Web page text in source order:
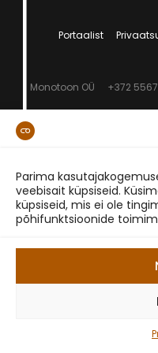
Parima
veebisait küpsiseid.
küpsiseid, mis ei ole
põhifunktsioonide
Portaalist
Monotoon OÜ +372